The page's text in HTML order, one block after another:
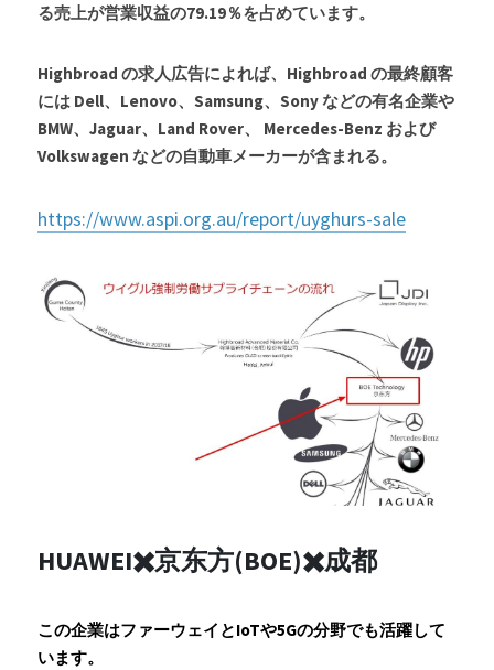
る売上が営業収益の79.19％を占めています。
Highbroad の求人広告によれば、Highbroad の最終顧客
には Dell、Lenovo、Samsung、Sony などの有名企業や
BMW、Jaguar、Land Rover、 Mercedes-Benz および
Volkswagen などの自動車メーカーが含まれる。
https://www.aspi.org.au/report/uyghurs-sale
HUAWEI✖️京东方(BOE)✖️成都
この企業はファーウェイとIoTや5Gの分野でも活躍して
います。